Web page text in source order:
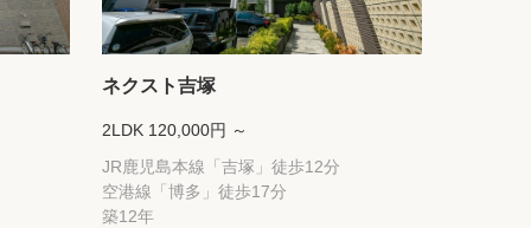
ネクスト吉塚
2LDK 120,000円 ～
JR鹿児島本線「吉塚」徒歩12分
空港線「博多」徒歩17分
築12年